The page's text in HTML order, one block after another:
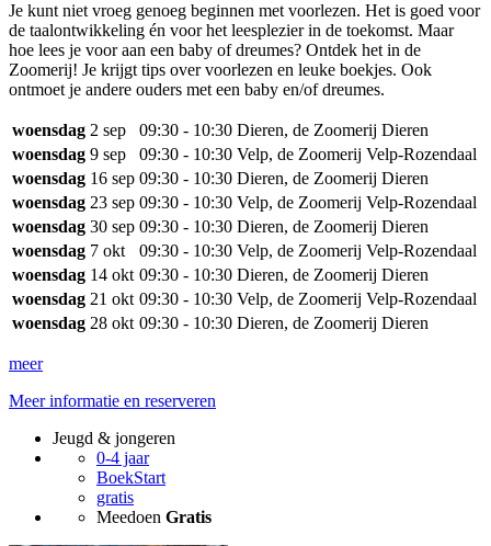
Je kunt niet vroeg genoeg beginnen met voorlezen. Het is goed voor
de taalontwikkeling én voor het leesplezier in de toekomst. Maar
hoe lees je voor aan een baby of dreumes? Ontdek het in de
Zoomerij! Je krijgt tips over voorlezen en leuke boekjes. Ook
ontmoet je andere ouders met een baby en/of dreumes.
woensdag 2 sep 09:30 - 10:30 Dieren, de Zoomerij Dieren
woensdag 9 sep 09:30 - 10:30 Velp, de Zoomerij Velp-Rozendaal
woensdag 16 sep 09:30 - 10:30 Dieren, de Zoomerij Dieren
woensdag 23 sep 09:30 - 10:30 Velp, de Zoomerij Velp-Rozendaal
woensdag 30 sep 09:30 - 10:30 Dieren, de Zoomerij Dieren
woensdag 7 okt 09:30 - 10:30 Velp, de Zoomerij Velp-Rozendaal
woensdag 14 okt 09:30 - 10:30 Dieren, de Zoomerij Dieren
woensdag 21 okt 09:30 - 10:30 Velp, de Zoomerij Velp-Rozendaal
woensdag 28 okt 09:30 - 10:30 Dieren, de Zoomerij Dieren
meer
Meer informatie en reserveren
Jeugd & jongeren
0-4 jaar
BoekStart
gratis
Meedoen Gratis